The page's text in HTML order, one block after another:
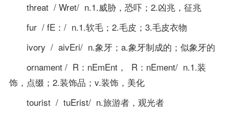
threat / Wret/ n.1.威胁，恐吓；2.凶兆，征兆
fur / fE：/ n.1.软毛；2.毛皮；3.毛皮衣物
ivory / aivEri/ n.象牙；a.象牙制成的；似象牙的
ornament / R：nEmEnt， R：nEment/ n.1.装
饰，点缀；2.装饰品；v.装饰，美化
tourist / tuErist/ n.旅游者，观光者